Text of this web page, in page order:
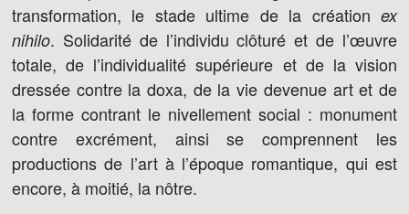
transformation, le stade ultime de la création ex
nihilo. Solidarité de l’individu clôturé et de l’œuvre
totale, de l’individualité supérieure et de la vision
dressée contre la doxa, de la vie devenue art et de
la forme contrant le nivellement social : monument
contre excrément, ainsi se comprennent les
productions de l’art à l’époque romantique, qui est
encore, à moitié, la nôtre.